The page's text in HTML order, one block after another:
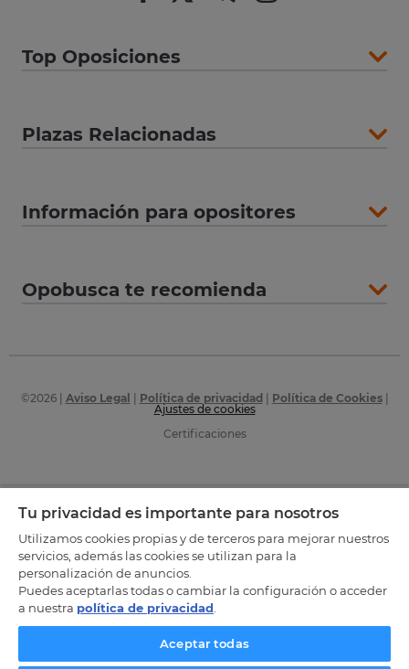
Top Oposiciones
Plazas Relacionadas
Información para opositores
Opobusca te recomienda
©2026| Aviso Legal Política de privacidad Política de Cookies|
Ajustes de cookies
Certificaciones
Tu privacidad es importante para nosotros
Utilizamos cookies propias y de terceros para mejorar nuestros
servicios, además las cookies se utilizan para la
personalización de anuncios.
Puedes aceptarlas todas o cambiar la configuración o acceder
a nuestra política de privacidad
Aceptar todas